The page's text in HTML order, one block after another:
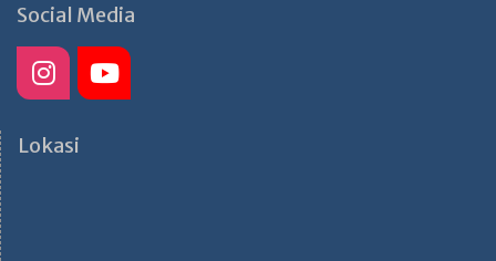
Social Media
Lokasi